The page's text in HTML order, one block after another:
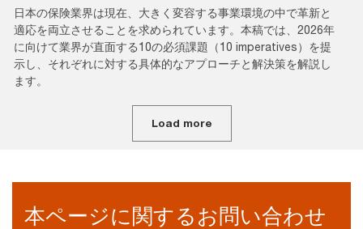
日本の保険業界は現在、大きく変容する事業環境の中で革新と
適応を両立させることを求められています。本稿では、2026年
に向けて業界が直面する10の必須課題（10 imperatives）を提
示し、それぞれに対する具体的なアプローチと解決策を解説し
ます。
Load more
本ページに関するお問い合わせ